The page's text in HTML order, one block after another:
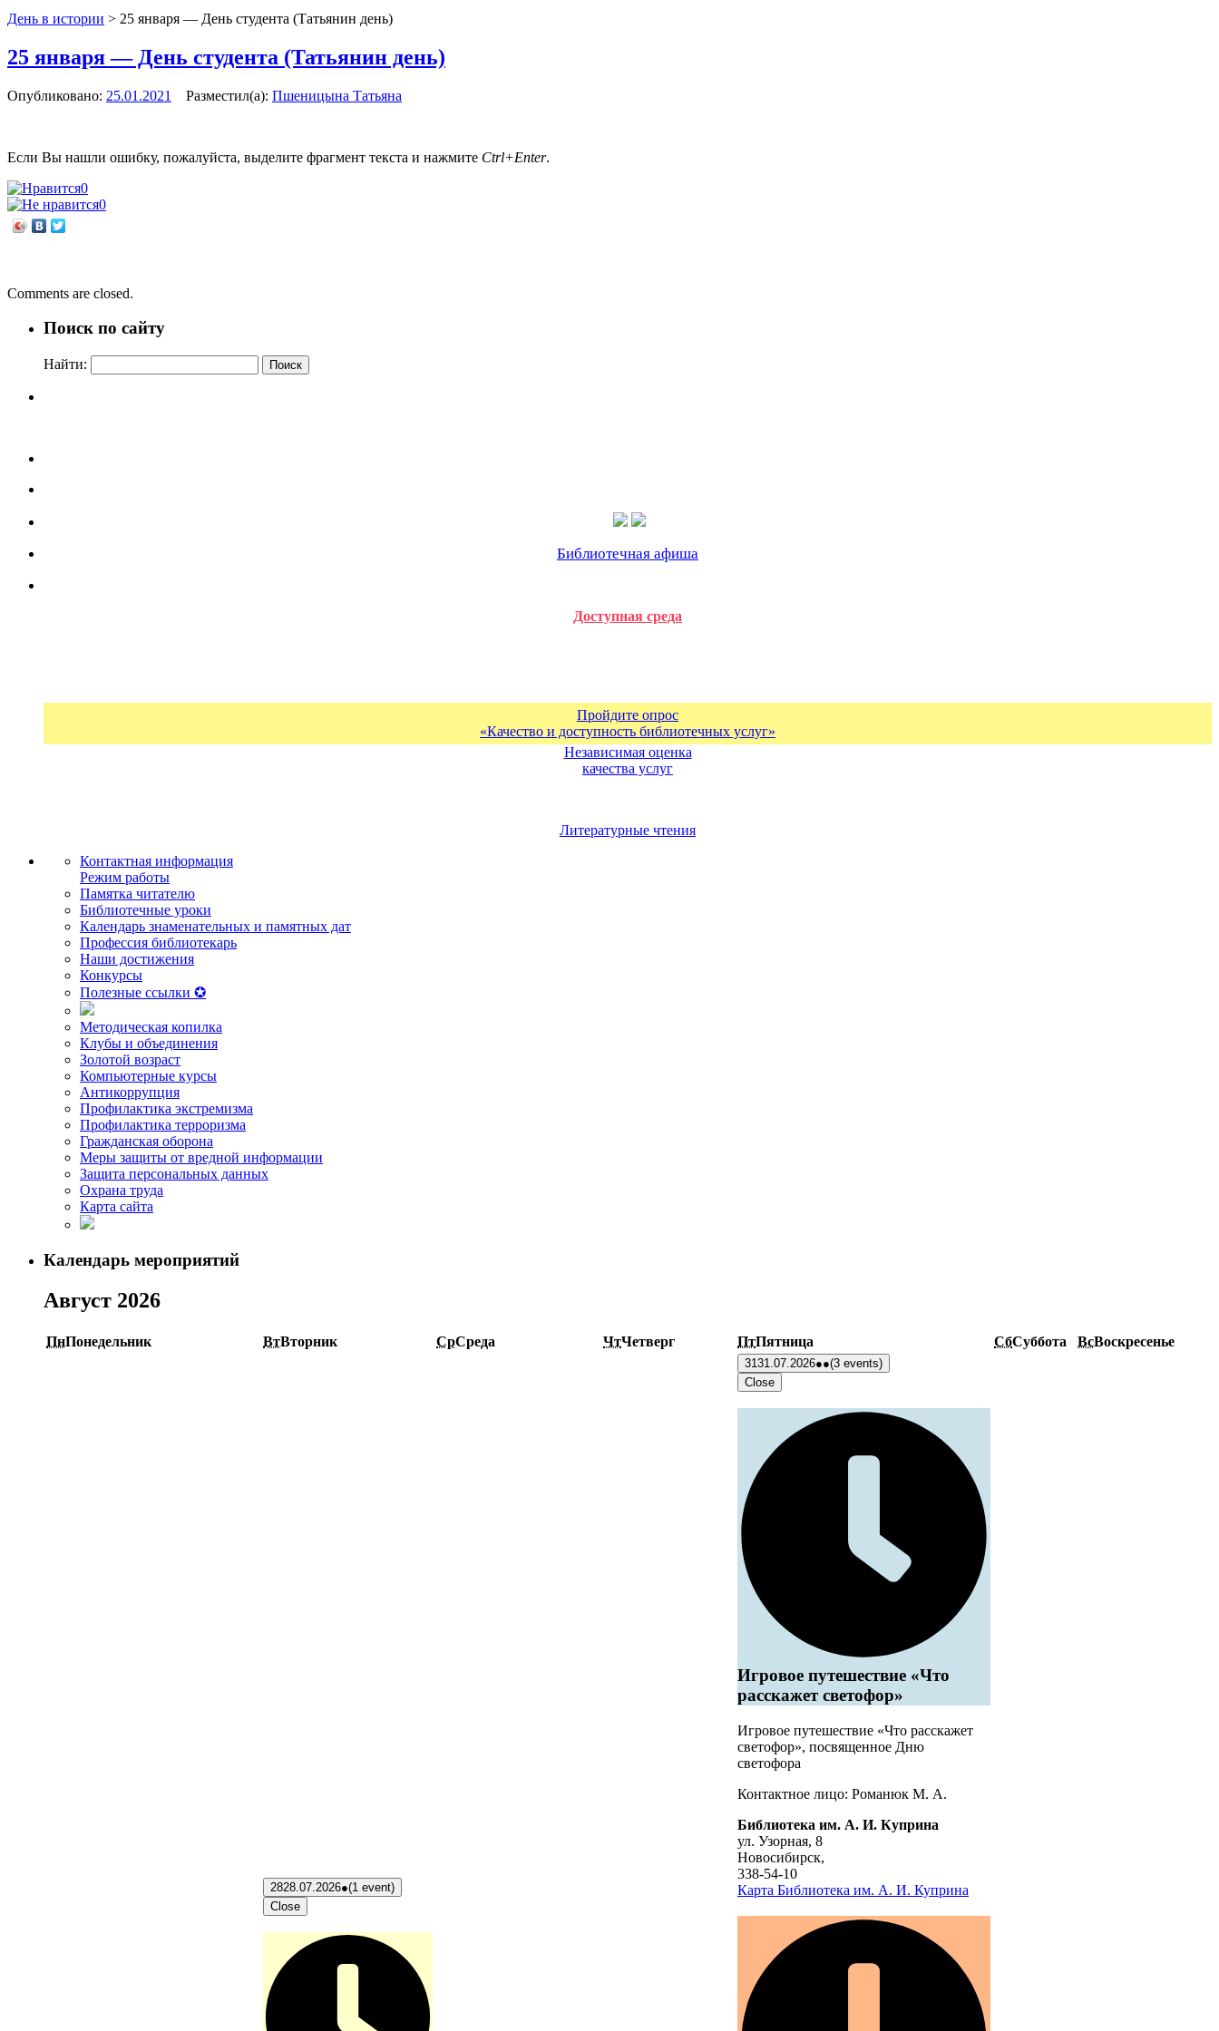
День в истории > 25 января — День студента (Татьянин день)
25 января — День студента (Татьянин день)
Опубликовано: 25.01.2021 Разместил(а): Пшеницына Татьяна
Если Вы нашли ошибку, пожалуйста, выделите фрагмент текста и нажмите Ctrl+Enter.
0
0
Comments are closed.
Поиск по сайту
Найти:
Библиотечная афиша
Доступная среда
Пройдите опрос
«Качество и доступность библиотечных услуг»
Независимая оценка
качества услуг
Литературные чтения
Контактная информация
Режим работы
Памятка читателю
Библиотечные уроки
Календарь знаменательных и памятных дат
Профессия библиотекарь
Наши достижения
Конкурсы
Полезные ссылки ✪
Методическая копилка
Клубы и объединения
Золотой возраст
Компьютерные курсы
Антикоррупция
Профилактика экстремизма
Профилактика терроризма
Гражданская оборона
Меры защиты от вредной информации
Защита персональных данных
Охрана труда
Карта сайта
Календарь мероприятий
Август 2026
ПнПонедельник ВтВторник СрСреда ЧтЧетверг ПтПятница СбСуббота ВсВоскресенье
2828.07.2026●(1 event)
Close
3131.07.2026●●(3 events)
Close
Игровое путешествие «Что
расскажет светофор»
Игровое путешествие «Что расскажет
светофор», посвященное Дню
светофора
Контактное лицо: Романюк М. А.
Библиотека им. А. И. Куприна
ул. Узорная, 8
Новосибирск,
338-54-10
Карта Библиотека им. А. И. Куприна